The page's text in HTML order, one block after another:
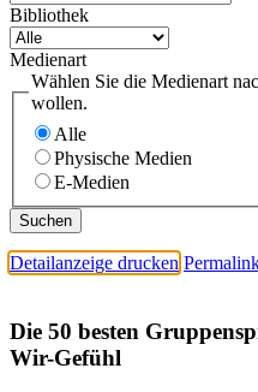
Bibliothek
Medienart
Wählen Sie die Medienart
wollen.
Alle
Physische Medien
E-Medien
Detailanzeige drucken
Die 50 besten
Wir-Gefühl